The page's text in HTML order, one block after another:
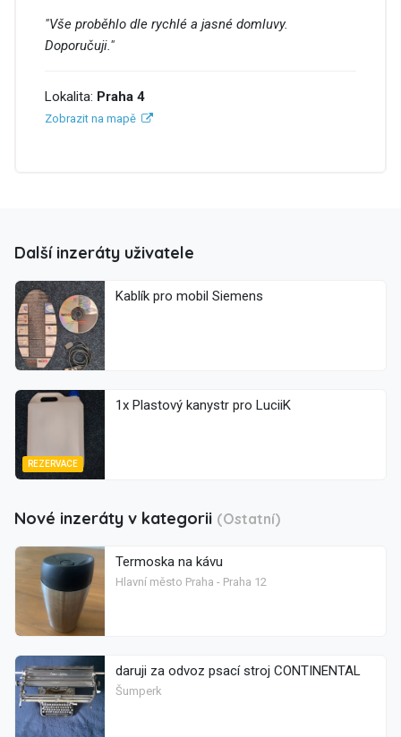
"Vše proběhlo dle rychlé a jasné domluvy.
Doporučuji."
Lokalita: Praha 4
Zobrazit na mapě
Další inzeráty uživatele
Kablík pro mobil Siemens
REZERVACE
1x Plastový kanystr pro LuciiK
Nové inzeráty v kategorii (Ostatní)
Termoska na kávu
Hlavní město Praha - Praha 12
daruji za odvoz psací stroj CONTINENTAL
Šumperk